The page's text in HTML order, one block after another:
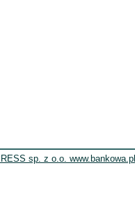
sp. z o.o.